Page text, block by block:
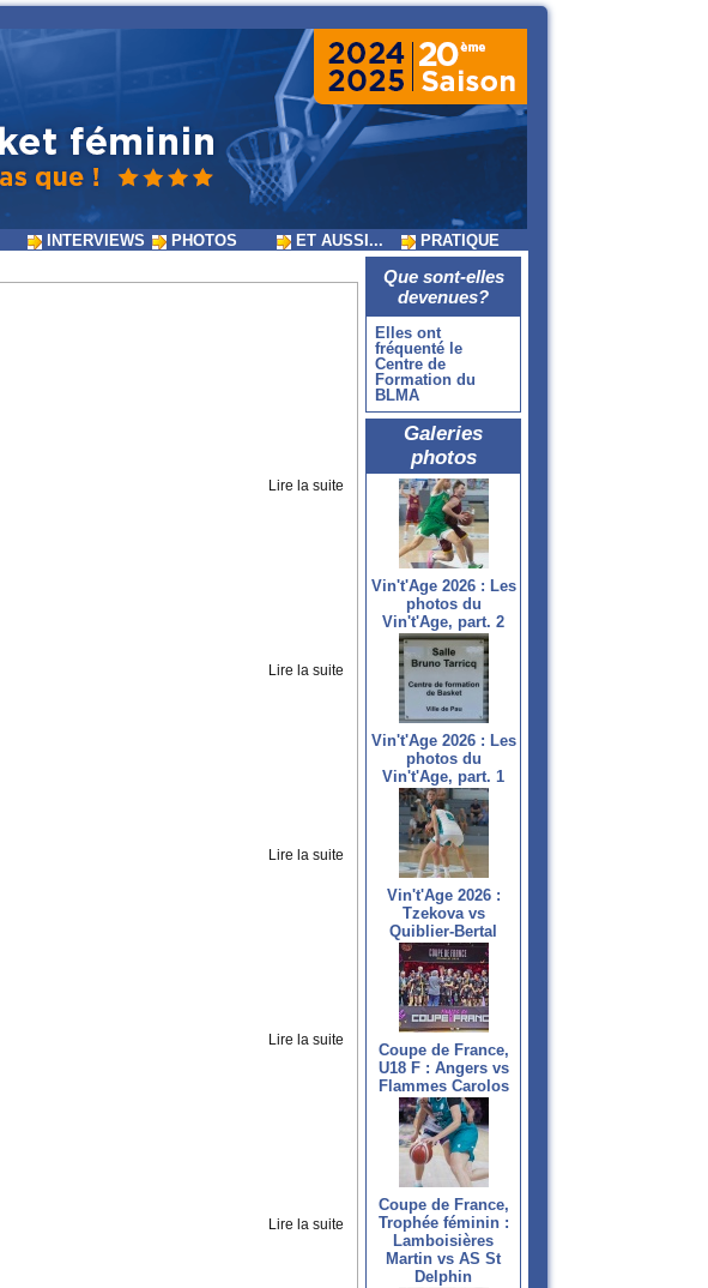
INTERVIEWS PHOTOS ET AUSSI... PRATIQUE
Lire la suite
Lire la suite
Lire la suite
Lire la suite
Lire la suite
Que sont-elles
devenues?
Elles ont
fréquenté le
Centre de
Formation du
BLMA
Galeries
photos
Vin't'Age 2026 : Les
photos du
Vin't'Age, part. 2
Vin't'Age 2026 : Les
photos du
Vin't'Age, part. 1
Vin't'Age 2026 :
Tzekova vs
Quiblier-Bertal
Coupe de France,
U18 F : Angers vs
Flammes Carolos
Coupe de France,
Trophée féminin :
Lamboisières
Martin vs AS St
Delphin